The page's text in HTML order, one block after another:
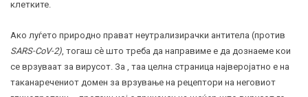
клетките.
Ако луѓето природно прават неутрализирачки антитела (против
SARS-CoV-2) , тогаш сè што треба да направиме е да дознаеме кои
се врзуваат за вирусот. За
, таа целна страница најверојатно е на
таканаречениот домен за врзување на рецептори на неговиот